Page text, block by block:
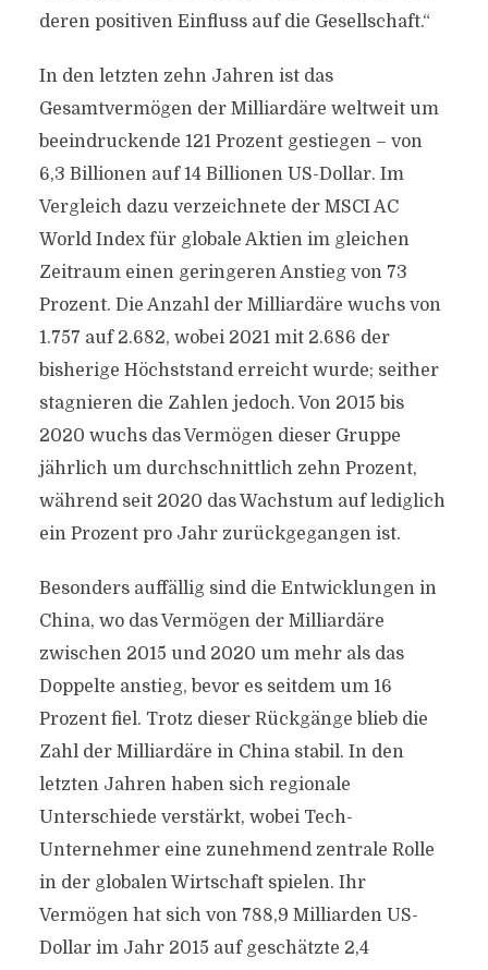
deren positiven Einfluss auf die Gesellschaft.“
In den letzten zehn Jahren ist das
Gesamtvermögen der Milliardäre weltweit um
beeindruckende 121 Prozent gestiegen – von
6,3 Billionen auf 14 Billionen US-Dollar. Im
Vergleich dazu verzeichnete der MSCI AC
World Index für globale Aktien im gleichen
Zeitraum einen geringeren Anstieg von 73
Prozent. Die Anzahl der Milliardäre wuchs von
1.757 auf 2.682, wobei 2021 mit 2.686 der
bisherige Höchststand erreicht wurde; seither
stagnieren die Zahlen jedoch. Von 2015 bis
2020 wuchs das Vermögen dieser Gruppe
jährlich um durchschnittlich zehn Prozent,
während seit 2020 das Wachstum auf lediglich
ein Prozent pro Jahr zurückgegangen ist.
Besonders auffällig sind die Entwicklungen in
China, wo das Vermögen der Milliardäre
zwischen 2015 und 2020 um mehr als das
Doppelte anstieg, bevor es seitdem um 16
Prozent fiel. Trotz dieser Rückgänge blieb die
Zahl der Milliardäre in China stabil. In den
letzten Jahren haben sich regionale
Unterschiede verstärkt, wobei Tech-
Unternehmer eine zunehmend zentrale Rolle
in der globalen Wirtschaft spielen. Ihr
Vermögen hat sich von 788,9 Milliarden US-
Dollar im Jahr 2015 auf geschätzte 2,4